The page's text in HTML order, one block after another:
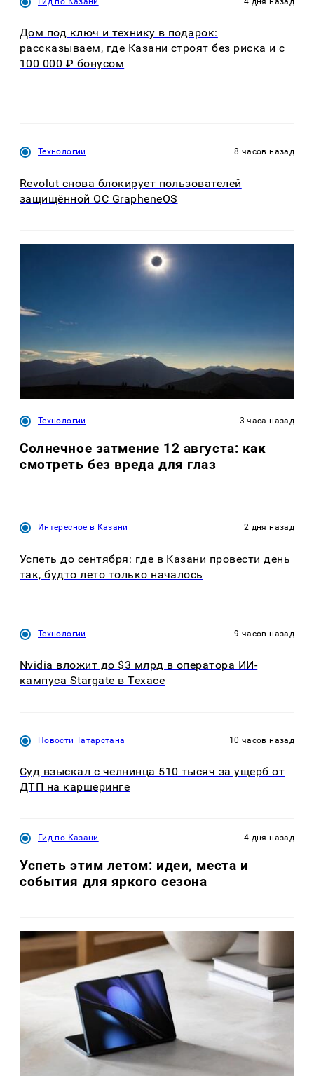
Дом под ключ и технику в подарок:
рассказываем, где Казани строят без риска и с
100 000 ₽ бонусом
Технологии 8 часов назад
Revolut снова блокирует пользователей
защищённой ОС GrapheneOS
Технологии 3 часа назад
Солнечное затмение 12 августа: как
смотреть без вреда для глаз
Интересное в Казани 2 дня назад
Успеть до сентября: где в Казани провести день
так, будто лето только началось
Технологии 9 часов назад
Nvidia вложит до $3 млрд в оператора ИИ-
кампуса Stargate в Техасе
Новости Татарстана 10 часов назад
Суд взыскал с челнинца 510 тысяч за ущерб от
ДТП на каршеринге
Гид по Казани 4 дня назад
Успеть этим летом: идеи, места и
события для яркого сезона